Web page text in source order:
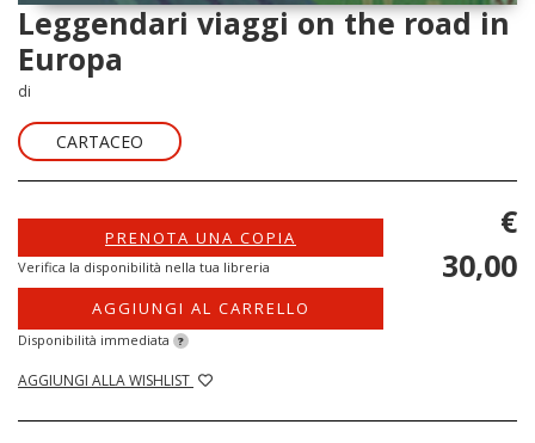
Leggendari viaggi on the road in
Europa
di
CARTACEO
PRENOTA UNA COPIA
Verifica la disponibilità nella tua libreria
AGGIUNGI AL CARRELLO
Disponibilità immediata ?
AGGIUNGI ALLA WISHLIST
€
30,00